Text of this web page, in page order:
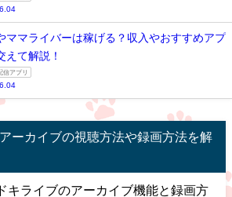
ママライバーは稼げる？収入やおすすめアプ
えて解説！
信アプリ
ーカイブの視聴方法や録画方法を解
キライブのアーカイブ機能と録画方